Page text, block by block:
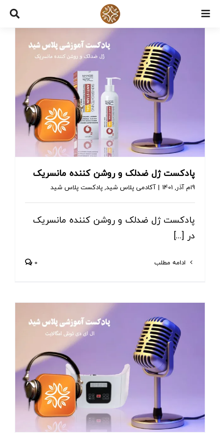
Skip
پادکست ژل ضدلک و روشن کننده مانسریک
9ام آذر, 1401 آکادمی پلاس شید, پادکست پلاس شید
پادکست ژل ضدلک و روشن کننده مانسریک
در [...]
ادامه مطلب 0